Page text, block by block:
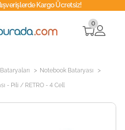
Kargo Ücretsiz!
0
> Notebook Bataryası >
- Pili / RETRO - 4 Cell